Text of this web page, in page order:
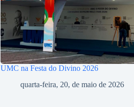
UMC na Festa do Divino 2026
quarta-feira, 20, de maio de 2026